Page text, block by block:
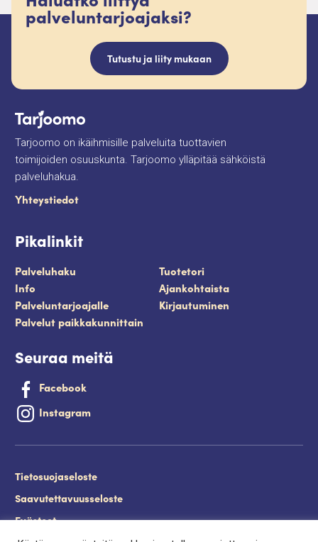
palveluntarjoajaksi?
Tutustu ja liity mukaan
Tarjoomo on ikäihmisille palveluita tuottavien
toimijoiden osuuskunta. Tarjoomo ylläpitää sähköistä
palveluhakua.
Yhteystiedot
Pikalinkit
Palveluhaku
Tuotetori
Info
Ajankohtaista
Palveluntarjoajalle
Kirjautuminen
Palvelut paikkakunnittain
Seuraa meitä
Facebook
Instagram
Tietosuojaseloste
Saavutettavuusseloste
Evästeet